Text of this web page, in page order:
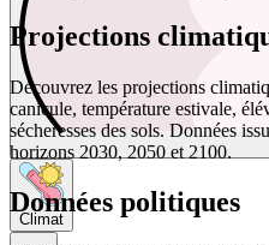
Climat
Projections
Découvrez les projections
canicule, température estivale,
sécheresses des sols. Données
horizons 2030, 2050 et 2100.
Données politiques